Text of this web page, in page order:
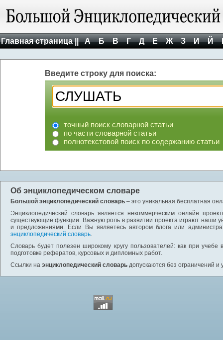
Главная страница || А Б В Г Д Е Ж З И Й
Введите строку для поиска:
точный поиск словарной статьи
по части словарной статьи
полнотекстовой поиск по содержанию статьи
Об энциклопедическом словаре
Большой энциклопедический словарь – это уникальная бесплатная
Энциклопедический словарь является некоммерческим онлайн
существующие функции. Важную роль в развитии проекта играют наши
и предложениями. Если Вы являетесь автором блога или
энциклопедический словарь.
Словарь будет полезен широкому кругу пользователей: как при
подготовке рефератов, курсовых и дипломных работ.
Ссылки на энциклопедический словарь допускаются без ограничений и